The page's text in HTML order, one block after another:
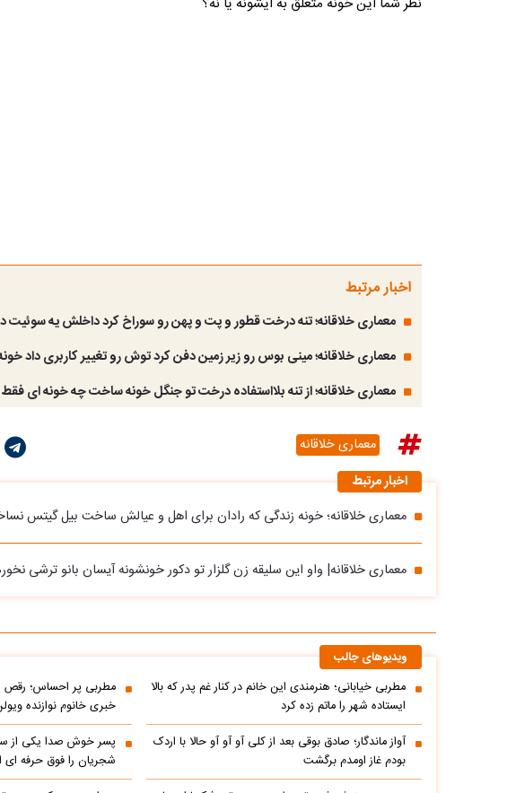
اخبار مرتبط
معماری خلاقانه؛ تنه درخت قطور و پت و پهن رو سوراخ کرد داخلش یه
معماری خلاقانه؛ مینی بوس رو زیر زمین دفن کرد توش رو تغییر کاربری داد
معماری خلاقانه؛ از تنه بلااستفاده درخت تو جنگل خونه ساخت چه خونه ای
معماری خلاقانه
اخبار مرتبط
معماری خلاقانه؛ خونه زندگی که رادان برای اهل و عیالش ساخت بیل گیتس
معماری خلاقانه| واو این سلیقه زن گلزار تو دکور خونشونه آیسان بانو ترشی
ویدیوهای جالب
مطربی خیابانی؛ هنرمندی این خانم در کنار غم پدر که بالا
ایستاده شهر را ماتم زده کرد
مطربی پر احساس؛ رقص
خبری خانوم نوازنده
آواز ماندگار؛ صادق بوقی بعد از کلی آو آو آو حالا با اردک
بودم غاز اومدم برگشت
پسر خوش صدا یکی از
شجریان را فوق حرفه ای